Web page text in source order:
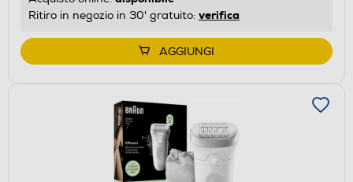
Ritiro in negozio in 30' gratuito: verifica
AGGIUNGI